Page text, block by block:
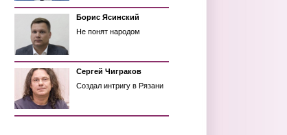
Борис Ясинский
Не понят народом
Сергей Чиграков
Создал интригу в Рязани